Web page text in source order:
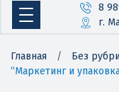
8
г.
Главная / Без
“Маркетинг и